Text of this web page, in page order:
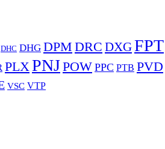
DHC DHG DPM DRC DXGFPT
PLX PNJPOW PPC PTB PVD
VSC VTP